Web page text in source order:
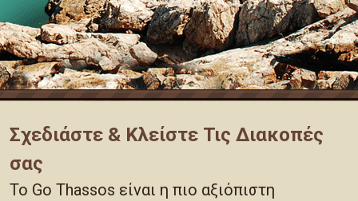
Σχεδιάστε & Κλείστε Τις Διακοπές
σας
Το Go Thassos είναι η πιο αξιόπιστη